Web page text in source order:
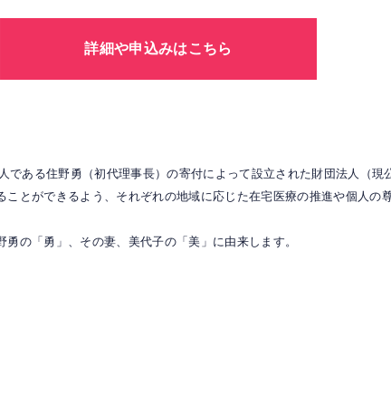
詳細や申込みはこちら
ある住野勇（初代理事長）の寄付によって設立された財団法人（現
とができるよう、それぞれの地域に応じた在宅医療の推進や個人の
の「勇」、その妻、美代子の「美」に由来します。